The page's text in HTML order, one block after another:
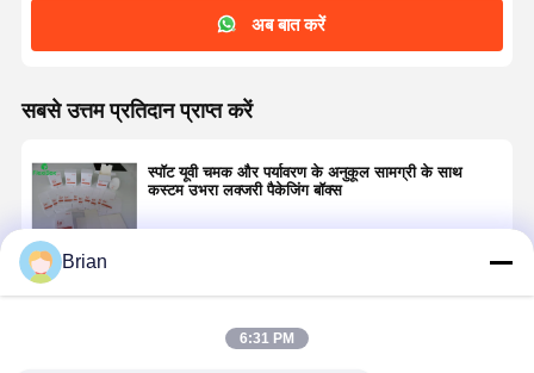
इलेक्ट्रॉनिक उत्पाद पैकेजिंग
कागज उपहार बॉक्स
पेपर बैग
अब बात करें
सबसे उत्तम प्रतिदान प्राप्त करें
स्पॉट यूवी चमक और पर्यावरण के अनुकूल सामग्री के साथ
कस्टम उभरा लक्जरी पैकेजिंग बॉक्स
जारी रखें
Brian
6:31 PM